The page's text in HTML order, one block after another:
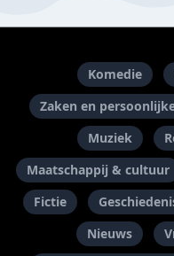
Komedie
Zaken en
Muziek
Maatschappij & cultuur
Fictie
Nieuws